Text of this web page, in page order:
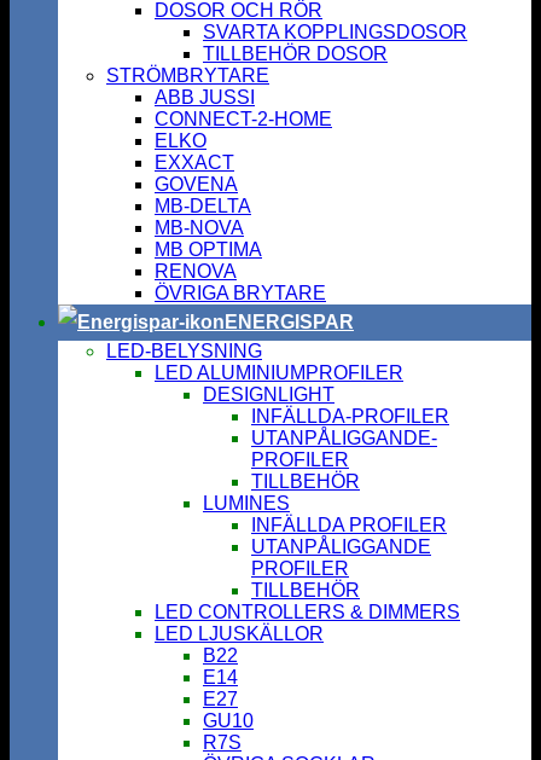
DOSOR OCH RÖR
SVARTA KOPPLINGSDOSOR
TILLBEHÖR DOSOR
STRÖMBRYTARE
ABB JUSSI
CONNECT-2-HOME
ELKO
EXXACT
GOVENA
MB-DELTA
MB-NOVA
MB OPTIMA
RENOVA
ÖVRIGA BRYTARE
ENERGISPAR
LED-BELYSNING
LED ALUMINIUMPROFILER
DESIGNLIGHT
INFÄLLDA-PROFILER
UTANPÅLIGGANDE-
PROFILER
TILLBEHÖR
LUMINES
INFÄLLDA PROFILER
UTANPÅLIGGANDE
PROFILER
TILLBEHÖR
LED CONTROLLERS & DIMMERS
LED LJUSKÄLLOR
B22
E14
E27
GU10
R7S